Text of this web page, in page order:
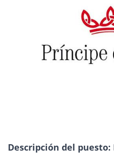
Descripción del puesto: